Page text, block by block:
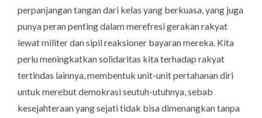
perpanjangan tangan dari kelas yang berkuasa, yang juga
punya peran penting dalam merefresi gerakan rakyat
lewat militer dan sipil reaksioner bayaran mereka. Kita
perlu meningkatkan solidaritas kita terhadap rakyat
tertindas lainnya, membentuk unit-unit pertahanan diri
untuk merebut demokrasi seutuh-utuhnya, sebab
kesejahteraan yang sejati tidak bisa dimenangkan tanpa